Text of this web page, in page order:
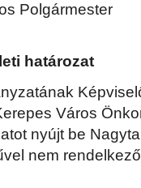
Polgármester
határozat
Város
nyújt be
nem